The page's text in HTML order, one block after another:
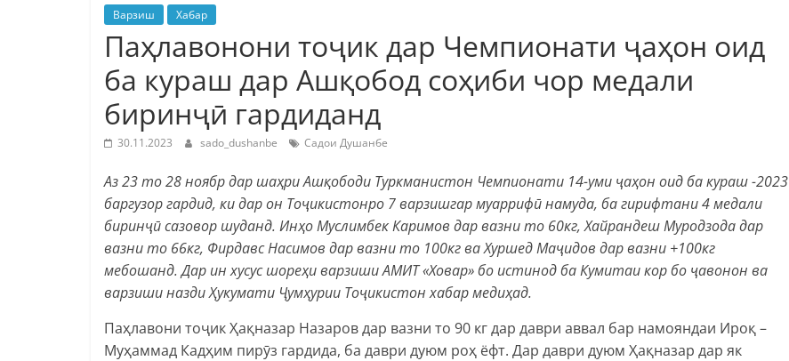
Варзиш Хабар
Паҳлавонони тоҷик дар Чемпионати ҷаҳон оид
ба кураш дар Ашқобод соҳиби чор медали
биринҷӣ гардиданд
30.11.2023 sado_dushanbe Садои Душанбе
Аз 23 то 28 ноябр дар шаҳри Ашқободи Туркманистон Чемпионати 14-уми ҷаҳон оид ба кураш -2023
баргузор гардид, ки дар он Тоҷикистонро 7 варзишгар муаррифӣ намуда, ба гирифтани 4 медали
биринҷӣ сазовор шуданд. Инҳо Муслимбек Каримов дар вазни то 60кг, Хайрандеш Муродзода дар
вазни то 66кг, Фирдавс Насимов дар вазни то 100кг ва Хуршед Маҷидов дар вазни +100кг
мебошанд. Дар ин хусус шореҳи варзиши АМИТ «Ховар» бо истинод ба Кумитаи кор бо ҷавонон ва
варзиши назди Ҳукумати Ҷумҳурии Тоҷикистон хабар медиҳад.
Паҳлавони тоҷик Ҳақназар Назаров дар вазни то 90 кг дар даври аввал бар намояндаи Ироқ –
Муҳаммад Кадҳим пирӯз гардида, ба даври дуюм роҳ ёфт. Дар даври дуюм Ҳақназар дар як